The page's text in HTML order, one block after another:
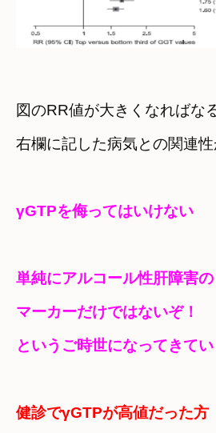
図のRR値が大きくなればな
右欄に記した病気との関連
単純にアルコール性肝障害の
マーカーだけではないぞ！
というご時世になってきて
健診でγGTPが高値だった方